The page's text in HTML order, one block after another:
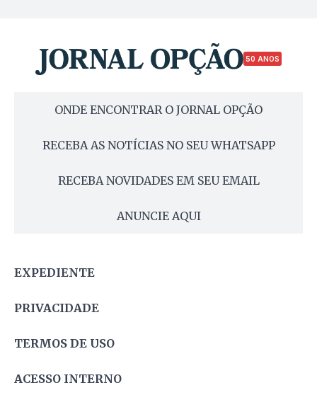
50 ANOS
ONDE ENCONTRAR O JORNAL OPÇÃO
RECEBA AS NOTÍCIAS NO SEU WHATSAPP
RECEBA NOVIDADES EM SEU EMAIL
ANUNCIE AQUI
EXPEDIENTE
PRIVACIDADE
TERMOS DE USO
ACESSO INTERNO